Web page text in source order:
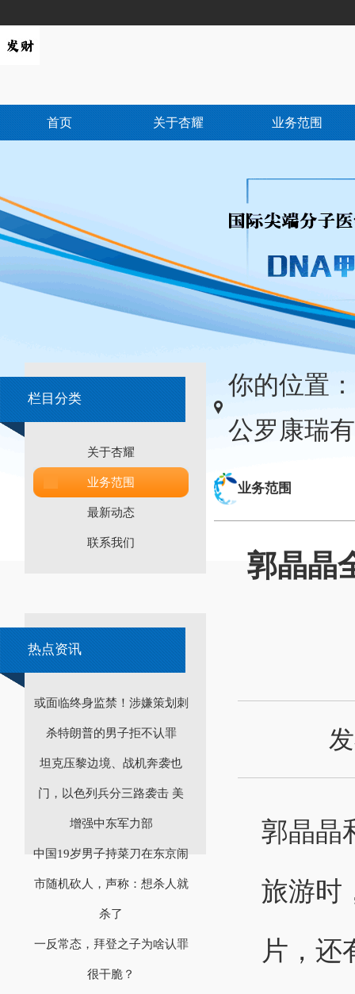
首页 关于杏耀 业务范围
栏目分类
关于杏耀
业务范围
最新动态
联系我们
热点资讯
或面临终身监禁！涉嫌策划刺
杀特朗普的男子拒不认罪
坦克压黎边境、战机奔袭也
门，以色列兵分三路袭击 美
增强中东军力部
中国19岁男子持菜刀在东京闹
市随机砍人，声称：想杀人就
杀了
一反常态，拜登之子为啥认罪
很干脆？
你的位置：
公罗康瑞
业务范围
郭晶晶
郭晶晶
旅游时
片，还